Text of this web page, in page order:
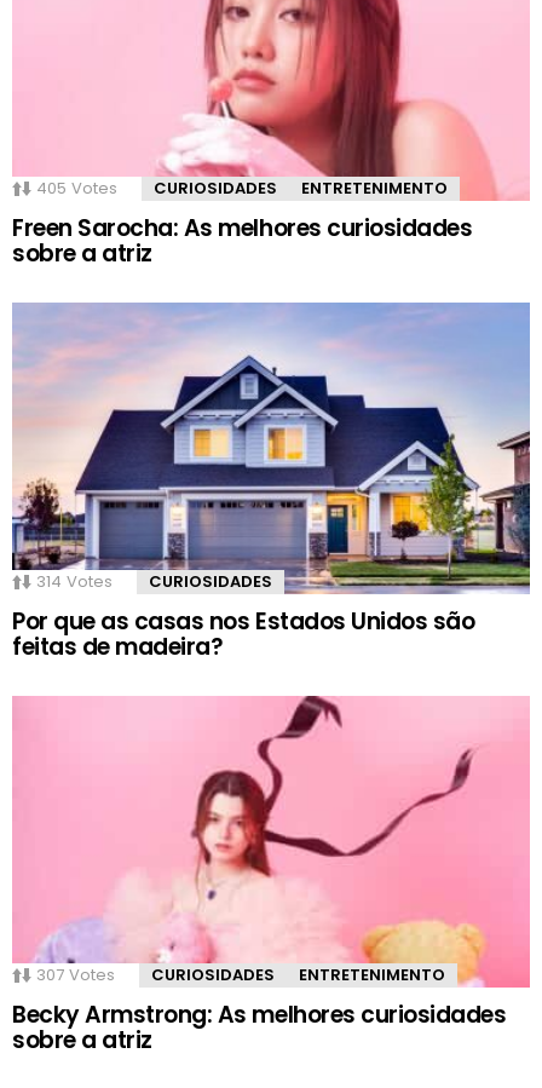
405 Votes CURIOSIDADES ENTRETENIMENTO
Freen Sarocha: As melhores curiosidades
sobre a atriz
314 Votes CURIOSIDADES
Por que as casas nos Estados Unidos são
feitas de madeira?
307 Votes CURIOSIDADES ENTRETENIMENTO
Becky Armstrong: As melhores curiosidades
sobre a atriz